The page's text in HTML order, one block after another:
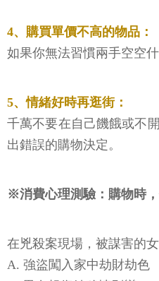
4、購買單價不高的物品：
如果你無法習慣兩手空空
5、情緒好時再逛街：
千萬不要在自己饑餓或不
出錯誤的購物決定。
※消費心理測驗：購物時
在兇殺案現場，被謀害的
A. 強盜闖入家中劫財劫色